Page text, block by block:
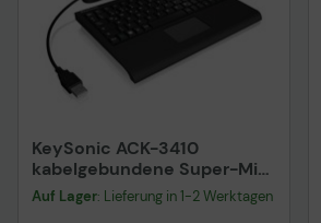
KeySonic ACK-3410
kabelgebundene Super-Mini
Tastatur mit Smart-
Touchpad - QWERTY US -
Auf Lager: Lieferung in 1-2 Werktagen